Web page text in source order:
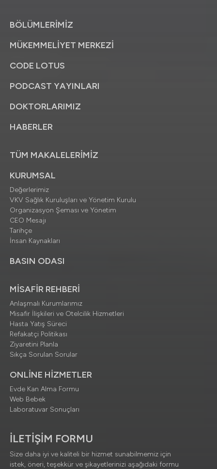
BÖLÜMLERİMİZ
MÜKEMMELİYET MERKEZİ
CODE LOTUS
PODCAST YAYINLARI
DOKTORLARIMIZ
HABERLER
TÜM MAKALELERİMİZ
KURUMSAL
Değerlerimiz
VKV Sağlık Kuruluşları ve Yönetim Kurulu
Organizasyon Şeması ve Yönetim
CEO Mesajı
Tarihçe
İnsan Kaynakları
BASIN ODASI
MİSAFİR REHBERİ
Anlaşmalı Kurumlarımız
Misafir İlişkileri ve Otelcilik Hizmetleri
Hasta Yatış Süreci
Refakatçi Politikası
Ziyaretini Planla
Sıkça Sorulan Sorular
ONLİNE HİZMETLER
Evde Kan Alma Formu
Web Bebek
Laboratuvar Sonuçları
İLETİŞİM FORMU
Size daha iyi ve kaliteli bir hizmet sunabilmemiz için
istek, öneri, teşekkür ve şikayetlerinizi aşağıdaki formu